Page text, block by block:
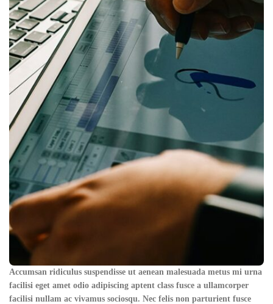
Accumsan ridiculus suspendisse ut aenean malesuada metus mi urna
facilisi eget amet odio adipiscing aptent class fusce a ullamcorper
facilisi nullam ac vivamus sociosqu. Nec felis non parturient fusce